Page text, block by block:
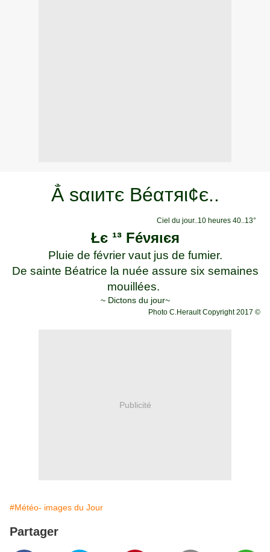
Ẳ ѕαιитє Béαтяι¢є..
Ciel du jour..10 heures 40..13°
Łє ¹³ Féνяιєя
Pluie de février vaut jus de fumier.
De sainte Béatrice la nuée assure six semaines
mouillées.
~ Dictons du jour~
Photo C.HeraultCopyright 2017 ©
Publicité
#Météo- images du Jour
Partager